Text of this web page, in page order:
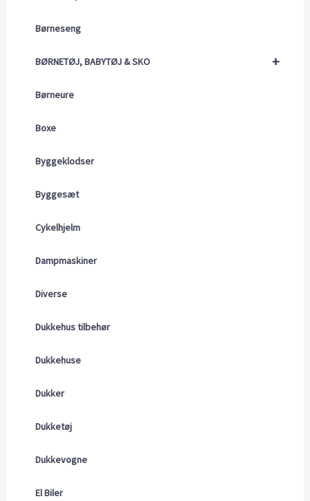
Børneseng
+
BØRNETØJ, BABYTØJ & SKO
Børneure
Boxe
Byggeklodser
Byggesæt
Cykelhjelm
Dampmaskiner
Diverse
Dukkehus tilbehør
Dukkehuse
Dukker
Dukketøj
Dukkevogne
El Biler